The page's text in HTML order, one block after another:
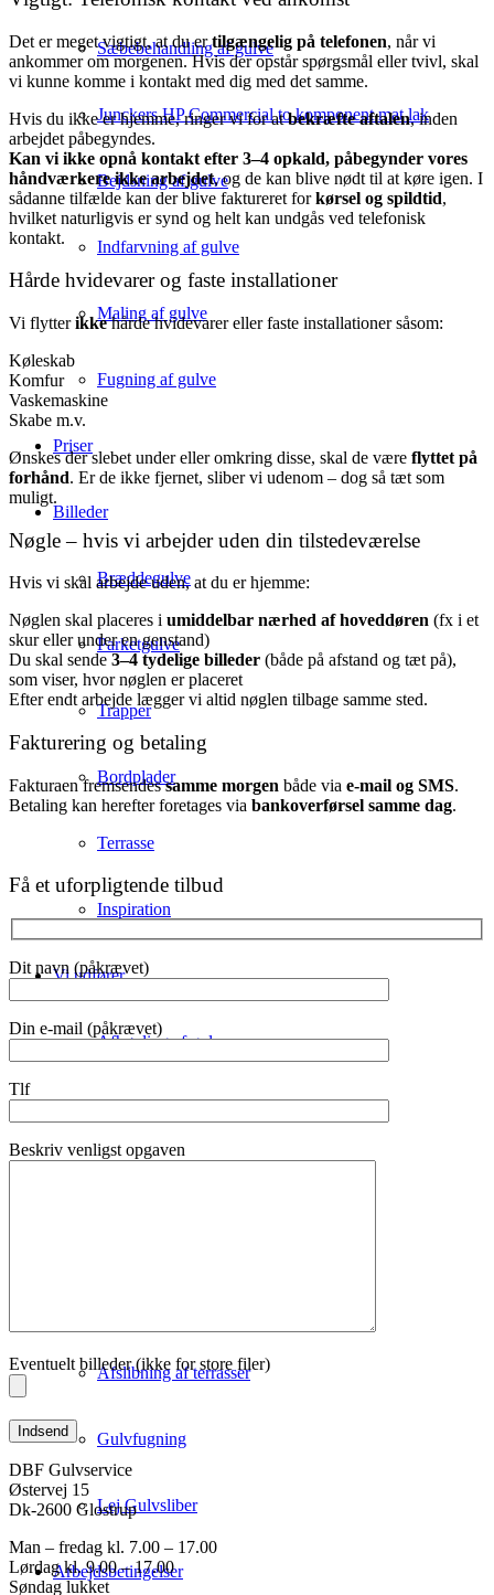
Sæbebehandling af gulve
Junckers HP Commercial to komponent mat lak
Bejdsning af gulve
Indfarvning af gulve
Maling af gulve
Fugning af gulve
Priser
Billeder
Bræddegulve
Parketgulve
Trapper
Bordplader
Terrasse
Inspiration
Vi udfører
Afhøvling af gulve
Afslibning af terrasser
Gulvfugning
Lej Gulvsliber
Arbejdsbetingelser
Det er meget vigtigt, at du ertilgængelig på telefonen, når vi
ankommer om morgenen. Hvis der opstår spørgsmål eller tvivl, skal
vi kunne komme i kontakt med dig med det samme.
Hvis du ikke er hjemme, ringer vi for atbekræfte aftalen, inden
arbejdet påbegyndes.
Kan vi ikke opnå kontakt efter 3–4 opkald, påbegynder vores
håndværkere ikke arbejdet, og de kan blive nødt til at køre igen. I
sådanne tilfælde kan der blive faktureret forkørsel og spildtid,
hvilket naturligvis er synd og helt kan undgås ved telefonisk
kontakt.
Hårde hvidevarer og faste installationer
Vi flytterikkehårde hvidevarer eller faste installationer såsom:
Køleskab
Komfur
Vaskemaskine
Skabe m.v.
Ønskes der slebet under eller omkring disse, skal de være flyttet på
forhånd. Er de ikke fjernet, sliber vi udenom – dog så tæt som
muligt.
Nøgle – hvis vi arbejder uden din tilstedeværelse
Hvis vi skal arbejde uden, at du er hjemme:
Nøglen skal placeres i umiddelbar nærhed af hoveddøren (fx i et
skur eller under en genstand)
Du skal sende 3–4 tydelige billeder (både på afstand og tæt på),
som viser, hvor nøglen er placeret
Efter endt arbejde lægger vi altid nøglen tilbage samme sted.
Fakturering og betaling
Fakturaen fremsendessamme morgen både via e-mail og SMS.
Betaling kan herefter foretages via bankoverførsel samme dag.
Få et uforpligtende tilbud
Dit navn (påkrævet)
Din e-mail (påkrævet)
Tlf
Beskriv venligst opgaven
Eventuelt billeder (ikke for store filer)
DBF Gulvservice
Østervej 15
Dk-2600 Glostrup
Man – fredag kl. 7.00 – 17.00
Lørdag kl. 9.00 – 17.00
Søndag lukket